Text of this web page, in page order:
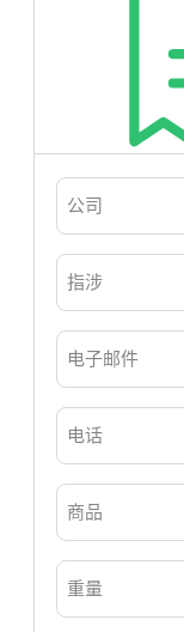
公
司
填）
指
涉
填）
电
子
邮
（必
填）
电
话
填）
商
品
填）
重
量
填）